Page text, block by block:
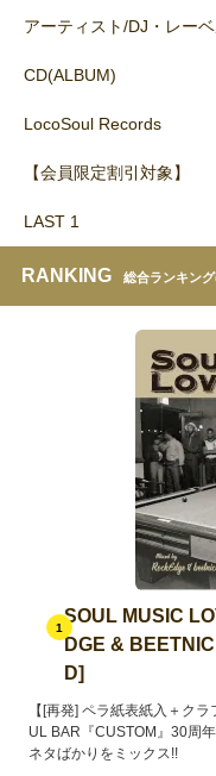
アーティスト/DJ・レーベ
CD(ALBUM)
LocoSoul Records
【会員限定割引対象】
LAST 1
RANKING 総合ランキン
1
SOUL MUSIC
DGE &
D]
【[再発] ペラ紙表紙入＋ク
UL BAR『CUSTOM』30周
ネタばかりをミックス!!